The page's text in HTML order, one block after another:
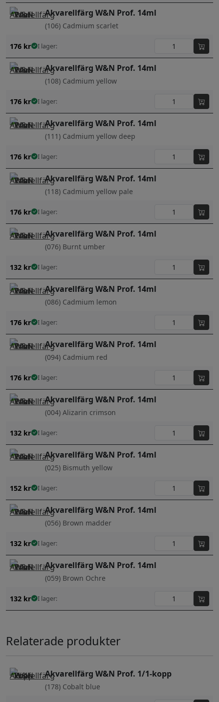
Akvarellfärg W&N Prof. 14ml
(106) Cadmium scarlet
176 kr I lager:
Akvarellfärg W&N Prof. 14ml
(108) Cadmium yellow
176 kr I lager:
Akvarellfärg W&N Prof. 14ml
(111) Cadmium yellow deep
176 kr I lager:
Akvarellfärg W&N Prof. 14ml
(118) Cadmium yellow pale
176 kr I lager:
Akvarellfärg W&N Prof. 14ml
(076) Burnt umber
132 kr I lager:
Akvarellfärg W&N Prof. 14ml
(086) Cadmium lemon
176 kr I lager:
Akvarellfärg W&N Prof. 14ml
(094) Cadmium red
176 kr I lager:
Akvarellfärg W&N Prof. 14ml
(004) Alizarin crimson
132 kr I lager:
Akvarellfärg W&N Prof. 14ml
(025) Bismuth yellow
152 kr I lager:
Akvarellfärg W&N Prof. 14ml
(056) Brown madder
132 kr I lager:
Akvarellfärg W&N Prof. 14ml
(059) Brown Ochre
132 kr I lager:
Relaterade produkter
Akvarellfärg W&N Prof. 1/1-kopp
(178) Cobalt blue